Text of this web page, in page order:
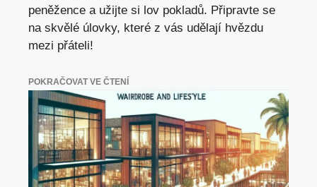
peněžence a užijte si lov pokladů. Připravte se
na skvělé úlovky, které z vás udělají hvězdu
mezi přáteli!
POKRAČOVAT VE ČTENÍ